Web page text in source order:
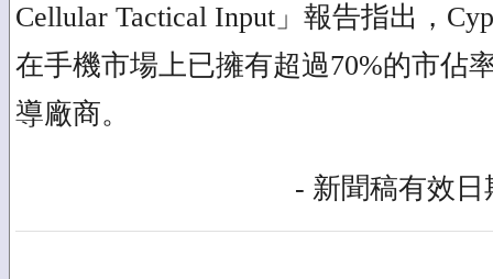
Cellular Tactical Input」報告指出，
在手機市場上已擁有超過70%的市佔
導廠商。
- 新聞稿有效日